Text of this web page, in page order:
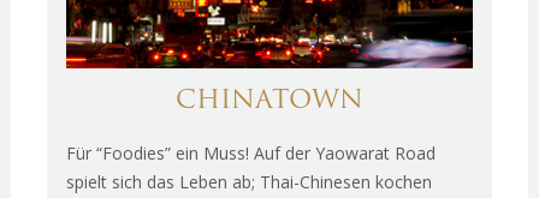
CHINATOWN
Für “Foodies” ein Muss! Auf der Yaowarat Road
spielt sich das Leben ab; Thai-Chinesen kochen